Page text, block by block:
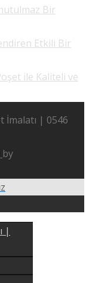
Bir
Etkili Bir
ile Kaliteli ve
İmalatı | 0546
by
|